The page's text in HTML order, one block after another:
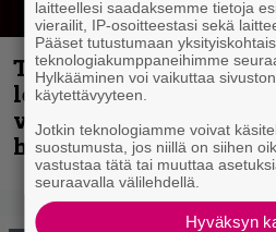
Thrash ’n’ roll -yhtye
levyjulkaisua
videolla – ”Oltiin
helvetin väsyneenä…”
laitteellesi saadaksemme tietoja
vierailit, IP-osoitteestasi sekä
Pääset tutustumaan
teknologiakumppaneihimme
Hylkääminen voi vaikuttaa
käytettävyyteen.
Jotkin teknologiamme voivat
suostumusta, jos niillä on siihen
vastustaa tätä tai muuttaa
seuraavalla välilehdellä.
Hyväksyn